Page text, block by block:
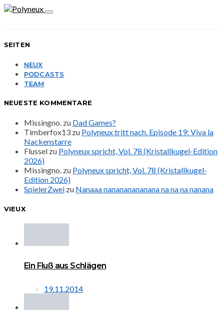
SEITEN
NEUX
PODCASTS
TEAM
NEUESTE KOMMENTARE
Missingno. zu Dad Games?
Timberfox13 zu Polyneux tritt nach. Episode 19: Viva la
Nackenstarre
Flussel zu Polyneux spricht, Vol. 78 (Kristallkugel-Edition
2026)
Missingno. zu Polyneux spricht, Vol. 78 (Kristallkugel-
Edition 2026)
SpielerZwei zu Nanaaa nanananananana na na na nanana
VIEUX
Ein Fluß aus Schlägen
19.11.2014